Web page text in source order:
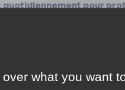
pour
what you want